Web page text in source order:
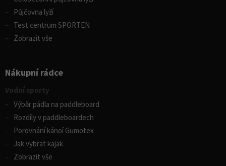
Půjčovna lyží
Test centrum SPORTEN
Zobrazit vše
Nákupní rádce
Vodní sporty
Výběr pádla na paddleboard
Rozdíly v paddleboardech
Porovnání kánoí Gumotex
Jak vybrat kajak
Zobrazit vše